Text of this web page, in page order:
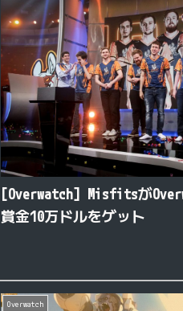
[Overwatch] Misfitsが
賞金10万ドルをゲット
Overwatch